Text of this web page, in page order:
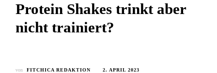
Protein Shakes trinkt aber
nicht trainiert?
von FITCHICA REDAKTION 2. APRIL 2023